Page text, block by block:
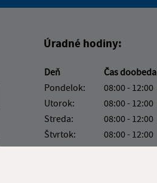
Úradné hodiny:
Deň Čas doobeda
Pondelok:
08:00 - 12:00
Utorok:
08:00 - 12:00
Streda:
08:00 - 12:00
Štvrtok:
08:00 - 12:00
Piatok:
08:00 - 12:00